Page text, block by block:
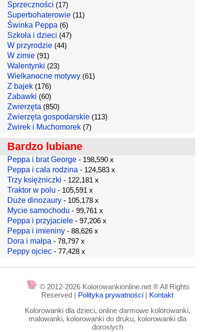
Sprzeczności (17)
Superbohaterowie (11)
Świnka Peppa (6)
Szkoła i dzieci (47)
W przyrodzie (44)
W zimie (91)
Walentynki (23)
Wielkanocne motywy (61)
Z bajek (176)
Zabawki (60)
Zwierzęta (850)
Zwierzęta gospodarskie (113)
Żwirek i Muchomorek (7)
Bardzo lubiane
Peppa i brat George - 198,590 x
Peppa i cała rodzina - 124,583 x
Trzy księżniczki - 122,181 x
Traktor w polu - 105,591 x
Duże dinozaury - 105,178 x
Mycie samochodu - 99,761 x
Peppa i przyjaciele - 97,206 x
Peppa i imieniny - 88,626 x
Dora i małpa - 78,797 x
Peppy ojciec - 77,428 x
© 2012-2026 Kolorowankionline.net ® All Rights
Reserved | Polityka prywatności | Kontakt
Kolorowanki dla dzieci, online darmowe kolorowanki,
malowanki, kolorowanki do druku, kolorowanki dla
doroslych